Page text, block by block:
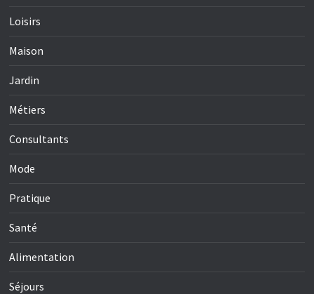
Loisirs
Maison
Jardin
Métiers
Consultants
Mode
Pratique
Santé
Alimentation
Séjours